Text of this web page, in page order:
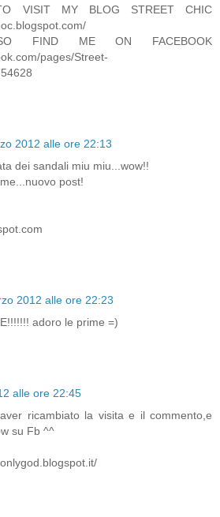
VISIT MY BLOG STREET CHIC
FIND ME ON FACEBOOK
pages/Street-
2012 alle ore 22:13
dei sandali miu miu...wow!!
post!
2012 alle ore 22:23
adoro le prime =)
alle ore 22:45
ricambiato la visita e il commento,e
su Fb ^^